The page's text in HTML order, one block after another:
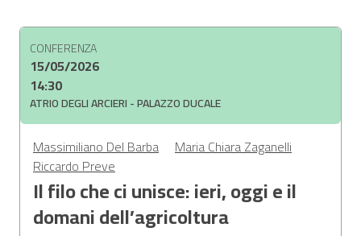
CONFERENZA
15/05/2026
14:30
ATRIO DEGLI ARCIERI - PALAZZO DUCALE
Massimiliano Del Barba
Maria Chiara Zaganelli
Riccardo Preve
Il filo che ci unisce: ieri, oggi e il
domani dell’agricoltura